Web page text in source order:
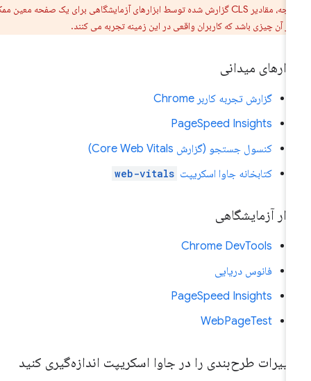
کنند. در نتیجه، مقادیر CLS گزارش شده توسط ابزارهای آزمایشگاهی برای یک صفحه معین ممکن
آن چیزی باشد که کاربران واقعی در این زمینه تجربه می کنند.
میدانی
گزارش تجربه کاربر Chrome
PageSpeed ​​Insights
کنسول جستجو (گزارش Core Web Vitals)
کتابخانه جاوا اسکریپت web-vitals
آزمایشگاهی
Chrome DevTools
فانوس دریایی
PageSpeed ​​Insights
WebPageTest
طرح‌بندی را در جاوا اسکریپت اندازه‌گیری کنید